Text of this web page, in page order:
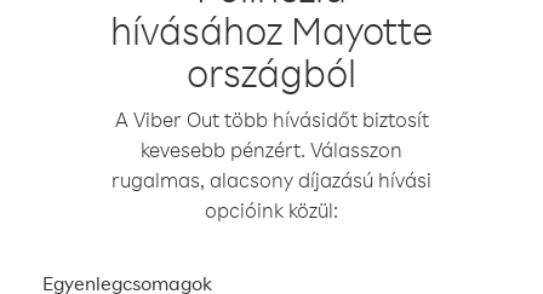
hívásához Mayotte
országból
A Viber Out több hívásidőt biztosít
kevesebb pénzért. Válasszon
rugalmas, alacsony díjazású hívási
opcióink közül:
Egyenlegcsomagok